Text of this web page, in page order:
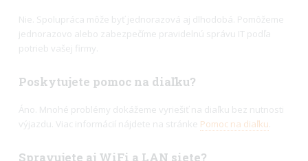
Nie. Spolupráca môže byť jednorazová aj dlhodobá. Pomôžeme
jednorazovo alebo zabezpečíme pravidelnú správu IT podľa
potrieb vašej firmy.
Poskytujete pomoc na diaľku?
Áno. Mnohé problémy dokážeme vyriešiť na diaľku bez nutnosti
výjazdu. Viac informácií nájdete na stránke Pomoc na diaľku
Spravujete aj WiFi a LAN siete?